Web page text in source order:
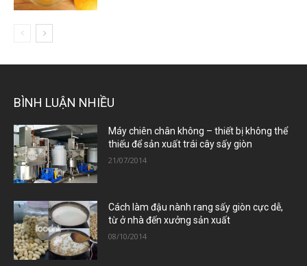
BÌNH LUẬN NHIỀU
Máy chiên chân không – thiết bị không thể
thiếu để sản xuất trái cây sấy giòn
21/07/2014
Cách làm đậu nành rang sấy giòn cực dễ,
từ ở nhà đến xưởng sản xuất
08/10/2014